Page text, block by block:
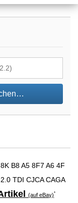
B8 A5 8F7 A6 4F
TDI CJCA CAGA
(auf eBay)*